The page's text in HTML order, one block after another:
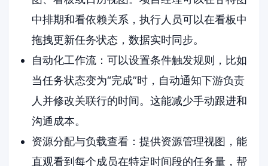
中排期和看依赖关系，执行人员可以在看板中
拖拽更新任务状态，数据实时同步。
自动化工作流：可以设置条件触发规则，比如
当任务状态变为“完成”时，自动通知下游负责
人并修改关联行的时间。这能减少手动跟进和
沟通成本。
资源分配与负载查看：提供资源管理视图，能
直观看到每个成员在特定时间段的任务量，帮